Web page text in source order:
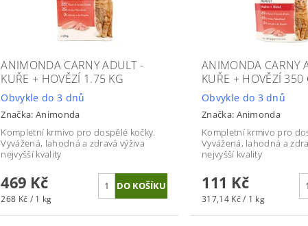
ANIMONDA CARNY ADULT -
KUŘE + HOVĚZÍ 1.75 KG
Obvykle do 3 dnů
Značka: Animonda
Kompletní krmivo pro dospělé kočky.
Vyvážená, lahodná a zdravá výživa
nejvyšší kvality
469 Kč
268 Kč / 1 kg
ANIMONDA CARNY
KUŘE + HOVĚZÍ 350
Obvykle do 3 dnů
Značka: Animonda
Kompletní krmivo pro
Vyvážená, lahodná a
nejvyšší kvality
111 Kč
317,14 Kč / 1 kg